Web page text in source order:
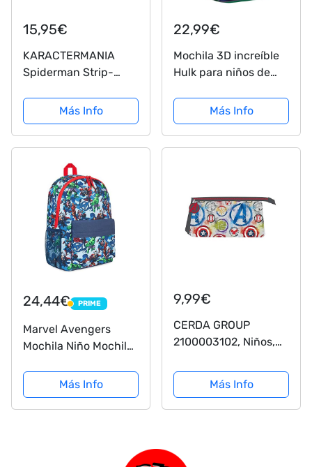
15,95€
KARACTERMANIA
Spiderman Strip-
Triple HS, Beige
Más Info
22,99€
Mochila 3D increíble
Hulk para niños de
escolar, almuerzo y
viaje
Más Info
24,44€ PRIME
PRIME
Marvel Avengers
Mochila Niño Mochilas
Con Superheroes
Capitan America Iron
Man Hulk Capitana
Más Info
9,99€
CERDA GROUP
2100003102, Niños,
Más Info